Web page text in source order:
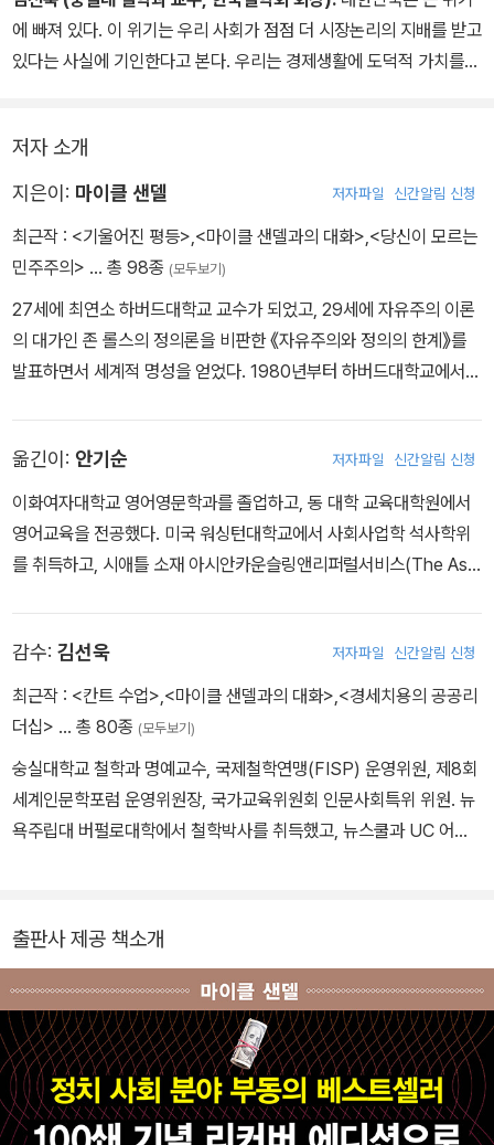
보다는 무엇이 정말로 소중한 것인지, 어떻게 살아가고 싶은지에 대
한 근본적인 질문에 우리는 답을 해야 한다.
에 빠져 있다. 이 위기는 우리 사회가 점점 더 시장논리의 지배를 받고
있다는 사실에 기인한다고 본다. 우리는 경제생활에 도덕적 가치를
에 내재한 암세포를 정확하게 보여주었다.
저자 소개
지은이: 마이클 샌델 저자파일 신간알림 신청
최근작 : <기울어진 평등> <마이클 샌델과의 대화> <당신이 모르는
민주주의> … 총 98종 (모두보기)
27세에 최연소 하버드대학교 교수가 되었고, 29세에 자유주의 이론
의 대가인 존 롤스의 정의론을 비판한 《자유주의와 정의의 한계》를
발표하면서 세계적 명성을 얻었다. 1980년부터 하버드대학교에서
C정치철학 토론 프로그램 〈The Global Philosopher〉 시리즈는
‘철학적 아이디어의 이면을 탐구한다’는 주제로, 세계 각국의 석학들
이 참여하고 있다. 대표 저서로는 30개국 언어로 번역된 전세계 베스
트셀러 《정의란 무엇인가》, 《공정하다는 착각》이 있으며, 이 두 도서
에도 《돈으로 살 수 없는 것들》, 《완벽에 대한 반론》, 《정치와 도덕을
말하다》 등 다수의 베스트셀러를 저술했다.
옮긴이: 안기순 저자파일 신간알림 신청
이화여자대학교 영어영문학과를 졸업하고, 동 대학 교육대학원에서
영어교육을 전공했다. 미국 워싱턴대학교에서 사회사업학 석사학위
를 취득하고, 시애틀 소재 아시안카운슬링앤리퍼럴서비스(The Asia
센티브 이코노미』」, 『연어의 시간』, 『돈으로 살 수 없는 것들』, 『그라
운드 업』 , 『일론 머스크, 미래의 설계자』, 『마크 트웨인 자서전』, 『무
엇이 행동하게 하는가』 등이 있다.
감수: 김선욱 저자파일 신간알림 신청
최근작 : <칸트 수업> <마이클 샌델과의 대화> <경세치용의 공공리
더십> … 총 80종 (모두보기)
숭실대학교 철학과 명예교수, 국제철학연맹(FISP) 운영위원, 제8회
세계인문학포럼 운영위원장, 국가교육위원회 인문사회특위 위원. 뉴
욕주립대 버펄로대학에서 철학박사를 취득했고, 뉴스쿨과 UC 어바
아렌트의 생각』 등 다수의 저서 및 공저가 있고, 옮긴 책으로는 『공화
국의 위기』 『정치의 약속』 『우리는 왜 한나 아렌트를 읽는가』 등이 있
다. 마이클 샌델과 『마이클 샌델과의 대화』를 공저했고, 그의 저서 번
역본 대부분을 감수하거나 공역했다. JTBC, 3ProTV 등에서 사유
의 문제, 정치철학의 주제 등을 강의한 다수 영상이 유튜브에 탑재되
어 있다.
출판사 제공 책소개